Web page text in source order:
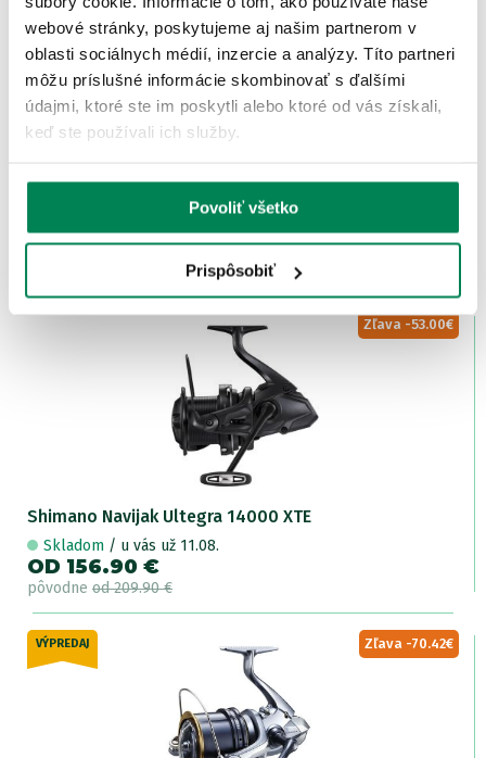
webové stránky, poskytujeme aj našim partnerom v
oblasti sociálnych médií, inzercie a analýzy. Títo partneri
môžu príslušné informácie skombinovať s ďalšími
údajmi, ktoré ste im poskytli alebo ktoré od vás získali,
keď ste používali ich služby.
Povoliť všetko
Prispôsobiť
Zľava -11.60€
6 variantov
Shimano Navijak Sahara FJ
OD 65.90 €
Zľava -53.00€
Shimano Navijak Ultegra 14000 XTE
Skladom / u vás už 11.08.
OD 156.90 €
pôvodne od 209.90 €
VÝPREDAJ Zľava -70.42€